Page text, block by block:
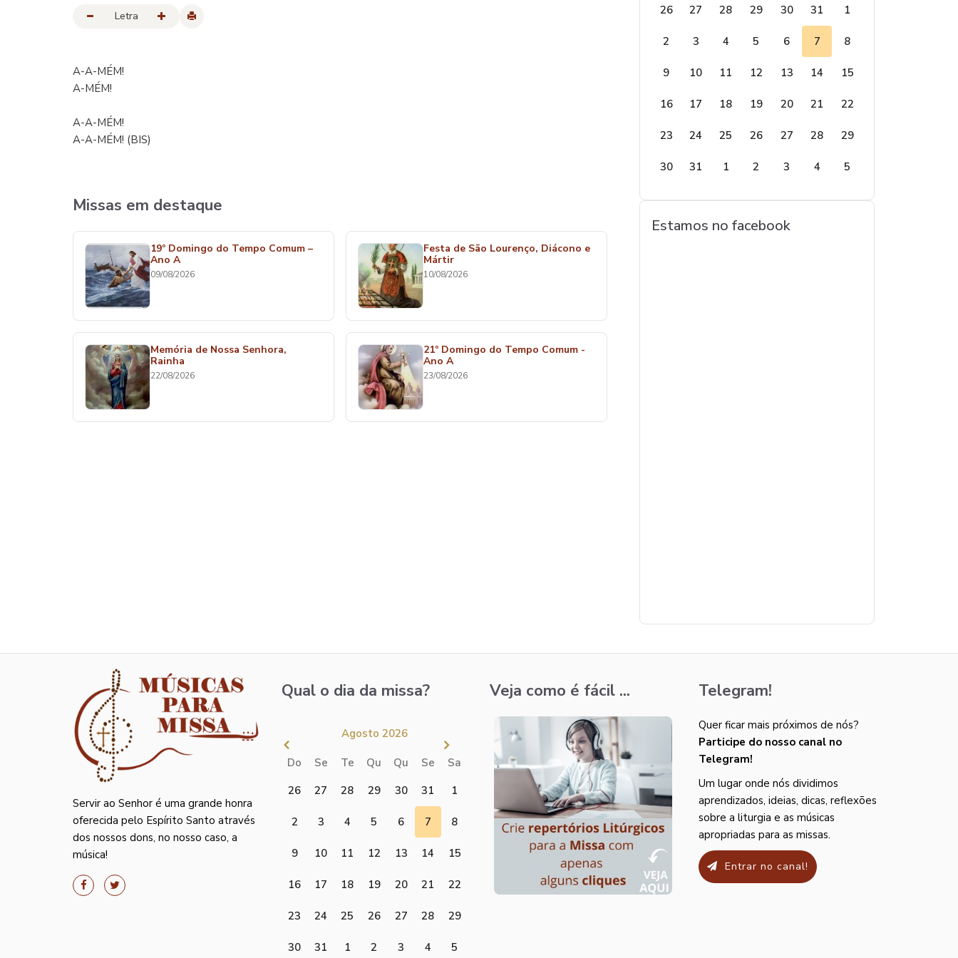
Letra
A-A-MÉM!
A-MÉM!
A-A-MÉM!
A-A-MÉM! (BIS)
Missas em destaque
19º Domingo do Tempo Comum –
Ano A
09/08/2026
Festa de São Lourenço, Diácono e
Mártir
10/08/2026
Memória de Nossa Senhora,
Rainha
22/08/2026
21º Domingo do Tempo Comum -
Ano A
23/08/2026
26
27 28 29 30 31 1
2 3 4 5 6 7 8
9 10 11 12 13 14 15
16 17 18 19 20 21 22
23 24 25 26 27 28 29
30 31 1 2 3 4 5
Estamos no facebook
Servir ao Senhor é uma grande honra
oferecida pelo Espírito Santo através
dos nossos dons, no nosso caso, a
música!
Qual o dia da missa?
Agosto 2026
Do Se Te Qu Qu Se
Sa
26
27 28 29 30 31 1
2 3 4 5 6 7 8
9 10 11 12 13 14 15
16 17 18 19 20 21 22
23 24 25 26 27 28 29
30 31 1 2 3 4 5
Veja como é fácil ... Telegram!
Quer ficar mais próximos de nós?
Participe do nosso canal no
Telegram!
Um lugar onde nós dividimos
aprendizados, ideias, dicas, reflexões
sobre a liturgia e as músicas
apropriadas para as missas.
Entrar no canal!